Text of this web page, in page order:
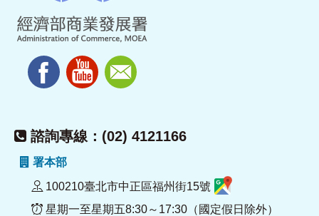
諮詢專線：(02) 4121166
署本部
100210臺北市中正區福州街15號
星期一至星期五8:30～17:30（國定假日除外）